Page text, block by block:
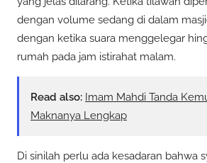
dengan volume sedang di dalam
dengan ketika suara menggelegar
rumah pada jam istirahat malam.
Read also: Imam Mahdi Tanda
Maknanya Lengkap
Di sinilah perlu ada kesadaran bahwa